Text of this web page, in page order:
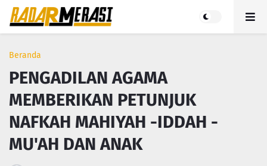
Beranda
PENGADILAN AGAMA
MEMBERIKAN PETUNJUK
NAFKAH MAHIYAH -IDDAH -
MU'AH DAN ANAK